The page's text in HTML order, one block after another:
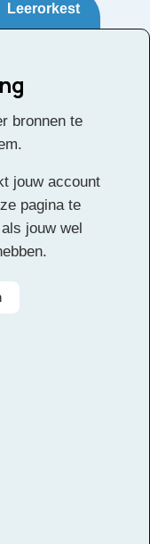
Leerorkest
voor
aanmaken
Je registratie
het postvak
op de
bronnen te
jouw account
pagina te
jouw wel